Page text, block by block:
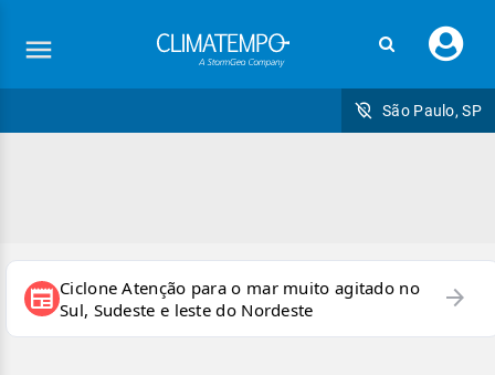
seu
São Paulo, SP
newspaper Ciclone Atenção para o mar muito agitado no
Sul, Sudeste e leste do Nordeste
arrow_forward